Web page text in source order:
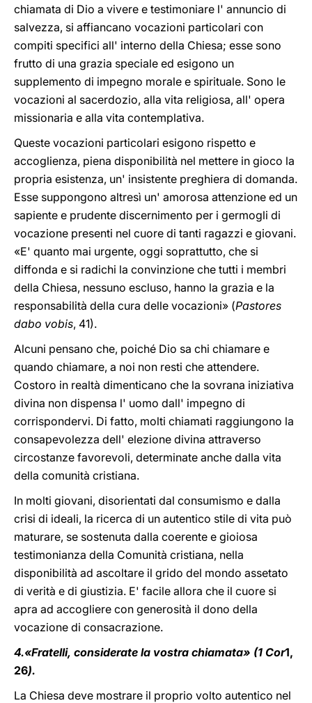
chiamata di Dio a vivere e testimoniare l' annuncio di
salvezza, si affiancano vocazioni particolari con
compiti specifici all' interno della Chiesa; esse sono
frutto di una grazia speciale ed esigono un
supplemento di impegno morale e spirituale. Sono le
vocazioni al sacerdozio, alla vita religiosa, all' opera
missionaria e alla vita contemplativa.
Queste vocazioni particolari esigono rispetto e
accoglienza, piena disponibilità nel mettere in gioco la
propria esistenza, un' insistente preghiera di domanda.
Esse suppongono altresì un' amorosa attenzione ed un
sapiente e prudente discernimento per i germogli di
vocazione presenti nel cuore di tanti ragazzi e giovani.
«E' quanto mai urgente, oggi soprattutto, che si
diffonda e si radichi la convinzione che tutti i membri
della Chiesa, nessuno escluso, hanno la grazia e la
responsabilità della cura delle vocazioni» (Pastores
dabo vobis, 41).
Alcuni pensano che, poiché Dio sa chi chiamare e
quando chiamare, a noi non resti che attendere.
Costoro in realtà dimenticano che la sovrana iniziativa
divina non dispensa l' uomo dall' impegno di
corrispondervi. Di fatto, molti chiamati raggiungono la
consapevolezza dell' elezione divina attraverso
circostanze favorevoli, determinate anche dalla vita
della comunità cristiana.
In molti giovani, disorientati dal consumismo e dalla
crisi di ideali, la ricerca di un autentico stile di vita può
maturare, se sostenuta dalla coerente e gioiosa
testimonianza della Comunità cristiana, nella
disponibilità ad ascoltare il grido del mondo assetato
di verità e di giustizia. E' facile allora che il cuore si
apra ad accogliere con generosità il dono della
vocazione di consacrazione.
4.«Fratelli, considerate la vostra chiamata» (1 Cor1,
26).
La Chiesa deve mostrare il proprio volto autentico nel